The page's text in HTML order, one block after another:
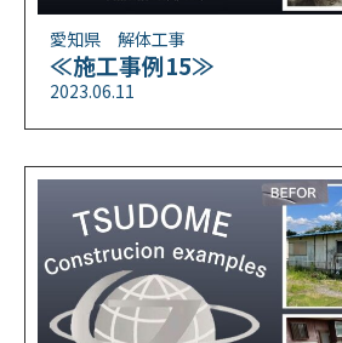
愛知県 解体工事
≪施工事例15≫
2023.06.11